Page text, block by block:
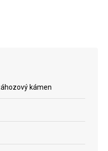
kámen